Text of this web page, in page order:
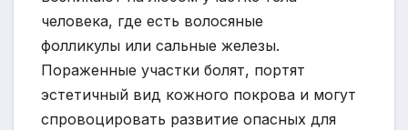
человека, где есть волосяные
фолликулы или сальные железы.
Пораженные участки болят, портят
эстетичный вид кожного покрова и могут
спровоцировать развитие опасных для